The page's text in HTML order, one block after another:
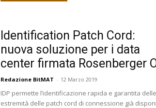
Identification Patch Cord:
nuova soluzione per i data
center firmata Rosenberger
Redazione BitMAT - 12 Marzo 2019
IDP permette l’identificazione rapida e garantita delle
estremità delle patch cord di connessione già